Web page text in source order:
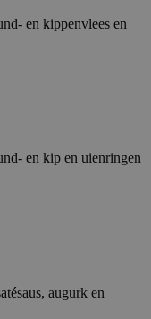
en kippenvlees en
en kip en uienringen
augurk en